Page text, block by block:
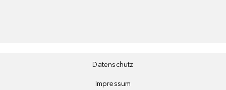
Datenschutz
Impressum